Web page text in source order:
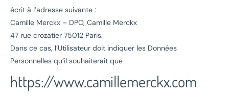
écrit à l’adresse suivante :
Camille Merckx – DPO, Camille Merckx
47 rue crozatier 75012 Paris.
Dans ce cas, l’Utilisateur doit indiquer les Données
Personnelles qu’il souhaiterait que
https://www.camillemerckx.com